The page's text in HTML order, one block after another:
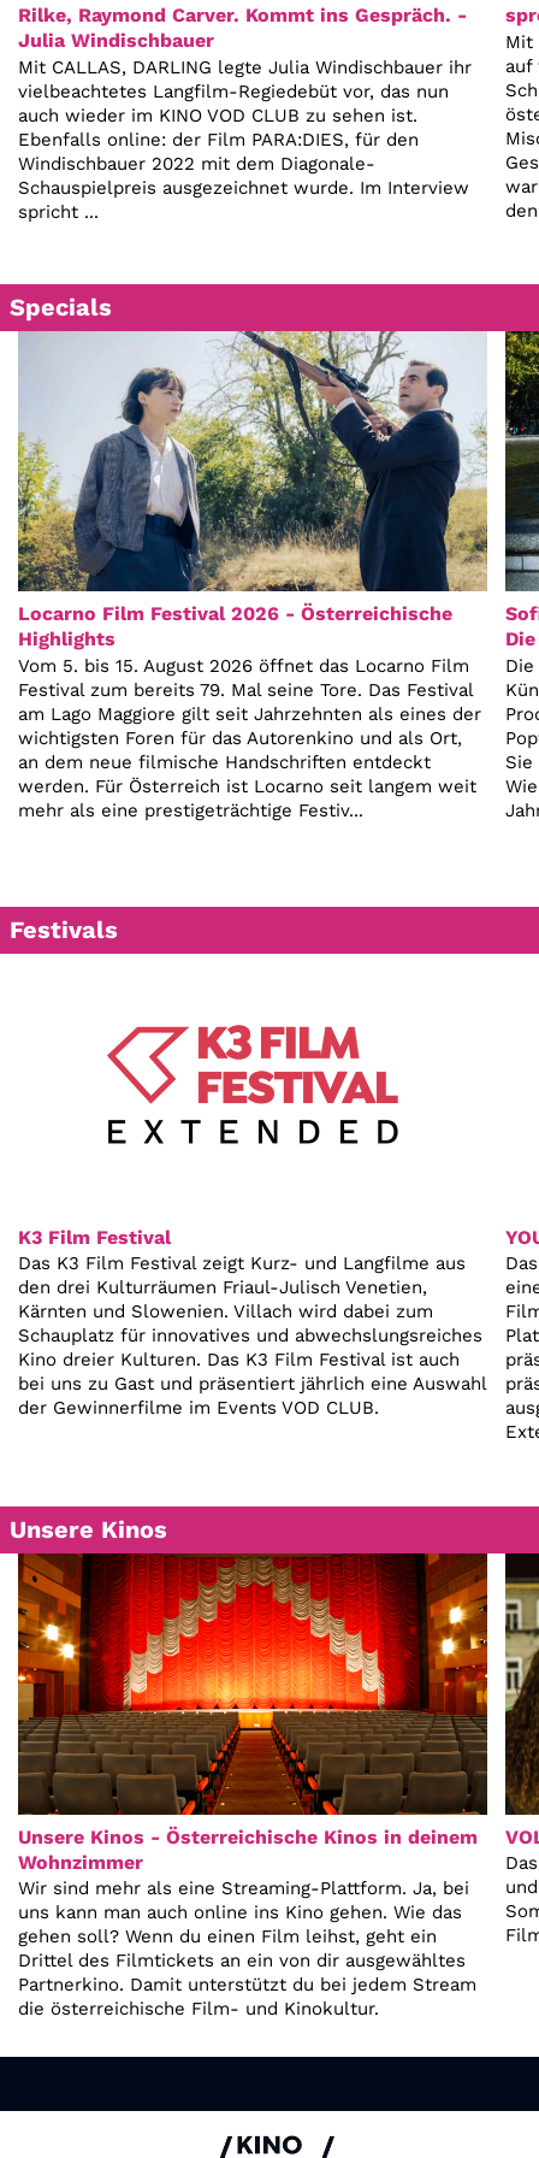
Account
Suche
Rilke, Raymond Carver. Kommt ins Gespräch. -
Julia Windischbauer
Mit CALLAS, DARLING legte Julia Windischbauer ihr
vielbeachtetes Langfilm-Regiedebüt vor, das nun
auch wieder im KINO VOD CLUB zu sehen ist.
Ebenfalls online: der Film PARA:DIES, für den
Windischbauer 2022 mit dem Diagonale-
Schauspielpreis ausgezeichnet wurde. Im Interview
spricht ...
Mit
auf
Specials
Locarno Film Festival 2026 - Österreichische
Highlights
Vom 5. bis 15. August 2026 öffnet das Locarno Film
Festival zum bereits 79. Mal seine Tore. Das Festival
am Lago Maggiore gilt seit Jahrzehnten als eines der
wichtigsten Foren für das Autorenkino und als Ort,
an dem neue filmische Handschriften entdeckt
werden. Für Österreich ist Locarno seit langem weit
mehr als eine prestigeträchtige Festiv...
Sie
Festivals
K3 Film Festival
Das K3 Film Festival zeigt Kurz- und Langfilme aus
den drei Kulturräumen Friaul-Julisch Venetien,
Kärnten und Slowenien. Villach wird dabei zum
Schauplatz für innovatives und abwechslungsreiches
Kino dreier Kulturen. Das K3 Film Festival ist auch
bei uns zu Gast und präsentiert jährlich eine Auswahl
der Gewinnerfilme im Events VOD CLUB.
Unsere Kinos
Unsere Kinos - Österreichische Kinos in deinem
Wohnzimmer
Wir sind mehr als eine Streaming-Plattform. Ja, bei
uns kann man auch online ins Kino gehen. Wie das
gehen soll? Wenn du einen Film leihst, geht ein
Drittel des Filmtickets an ein von dir ausgewähltes
Partnerkino. Damit unterstützt du bei jedem Stream
die österreichische Film- und Kinokultur.
AGB